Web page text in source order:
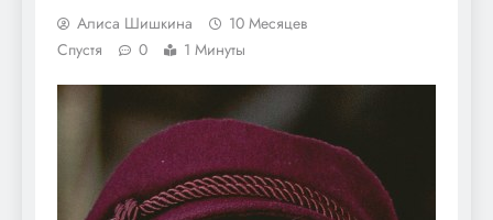
Алиса Шишкина
10 Месяцев
Спустя
0 1 Минуты